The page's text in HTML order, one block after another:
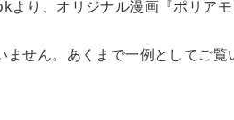
り、オリジナル漫画『ポリア
せん。あくまで一例としてご覧